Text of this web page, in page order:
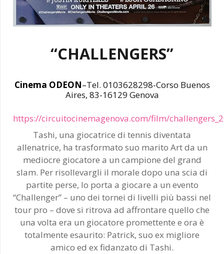
“CHALLENGERS”
Cinema ODEON–Tel. 0103628298-Corso Buenos
Aires, 83-16129 Genova
https://circuitocinemagenova.com/film/
Tashi, una giocatrice di tennis diventata
allenatrice, ha trasformato suo marito Art da un
mediocre giocatore a un campione del grand
slam. Per risollevargli il morale dopo una scia di
partite perse, lo porta a giocare a un evento
“Challenger” – uno dei tornei di livelli più bassi nel
tour pro – dove si ritrova ad affrontare quello che
una volta era un giocatore promettente e ora è
totalmente esaurito: Patrick, suo ex migliore
amico ed ex fidanzato di Tashi.